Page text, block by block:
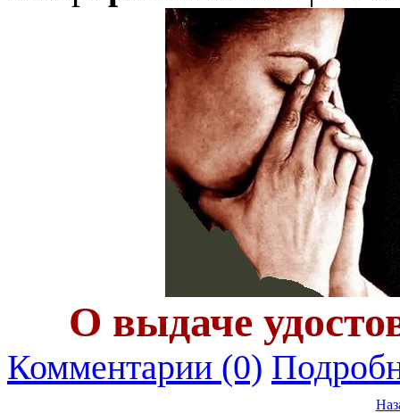
О выдаче
Комментарии (0)